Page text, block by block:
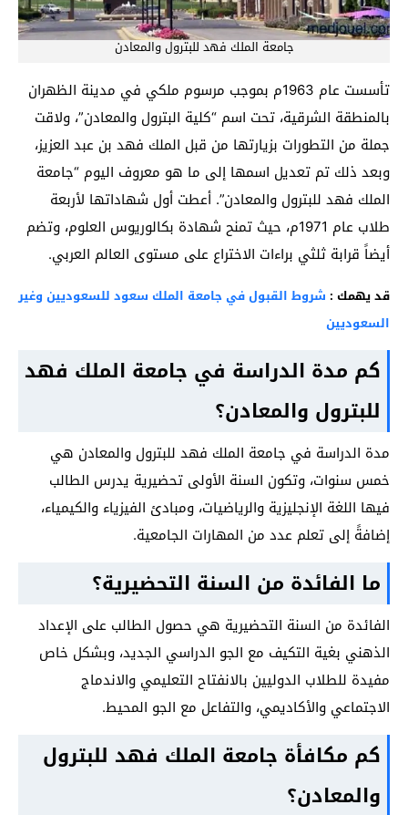
جامعة الملك فهد للبترول والمعادن
تأسست عام 1963م بموجب مرسوم ملكي في مدينة الظهران
بالمنطقة الشرقية، تحت اسم “كلية البترول والمعادن”، ولاقت
جملة من التطورات بزيارتها من قبل الملك فهد بن عبد العزيز،
وبعد ذلك تم تعديل اسمها إلى ما هو معروف اليوم “جامعة
الملك فهد للبترول والمعادن”. أعطت أول شهاداتها لأربعة
طلاب عام 1971م، حيث تمنح شهادة بكالوريوس العلوم، وتضم
أيضاً قرابة ثلثي براءات الاختراع على مستوى العالم العربي.
قد يهمك : شروط القبول في جامعة الملك سعود للسعوديين وغير
السعوديين
كم مدة الدراسة في جامعة الملك فهد
للبترول والمعادن؟
مدة الدراسة في جامعة الملك فهد للبترول والمعادن هي
خمس سنوات، وتكون السنة الأولى تحضيرية يدرس الطالب
فيها اللغة الإنجليزية والرياضيات، ومبادئ الفيزياء والكيمياء،
إضافةً إلى تعلم عدد من المهارات الجامعية.
ما الفائدة من السنة التحضيرية؟
الفائدة من السنة التحضيرية هي حصول الطالب على الإعداد
الذهني بغية التكيف مع الجو الدراسي الجديد، وبشكل خاص
مفيدة للطلاب الدوليين بالانفتاح التعليمي والاندماج
الاجتماعي والأكاديمي، والتفاعل مع الجو المحيط.
كم مكافأة جامعة الملك فهد للبترول
والمعادن؟